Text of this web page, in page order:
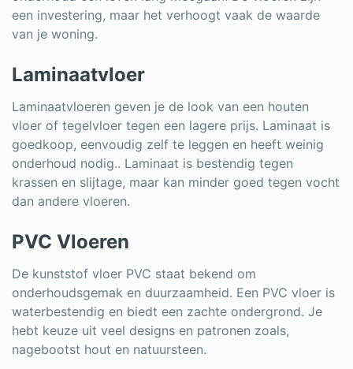
een investering, maar het verhoogt vaak de waarde
van je woning.
Laminaatvloer
Laminaatvloeren geven je de look van een houten
vloer of tegelvloer tegen een lagere prijs. Laminaat is
goedkoop, eenvoudig zelf te leggen en heeft weinig
onderhoud nodig.. Laminaat is bestendig tegen
krassen en slijtage, maar kan minder goed tegen vocht
dan andere vloeren.
PVC Vloeren
De kunststof vloer PVC staat bekend om
onderhoudsgemak en duurzaamheid. Een PVC vloer is
waterbestendig en biedt een zachte ondergrond. Je
hebt keuze uit veel designs en patronen zoals,
nagebootst hout en natuursteen.